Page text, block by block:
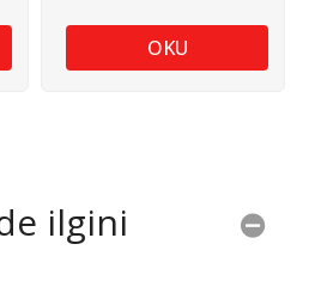
OKU
ilgini